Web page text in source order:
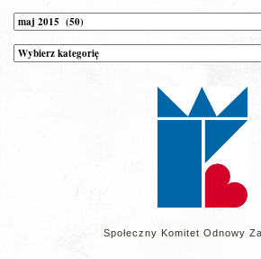
Archiwum
Kategorie
wpisów
Społeczny Komitet Odnowy